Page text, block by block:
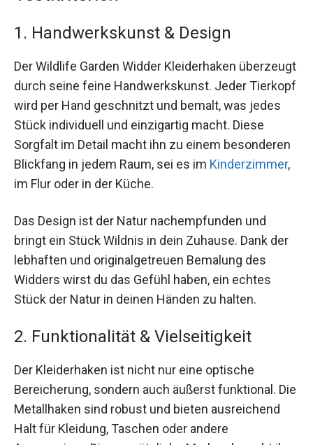
1. Handwerkskunst & Design
Der Wildlife Garden Widder Kleiderhaken überzeugt
durch seine feine Handwerkskunst. Jeder Tierkopf
wird per Hand geschnitzt und bemalt, was jedes
Stück individuell und einzigartig macht. Diese
Sorgfalt im Detail macht ihn zu einem besonderen
Blickfang in jedem Raum, sei es im Kinderzimmer,
im Flur oder in der Küche.
Das Design ist der Natur nachempfunden und
bringt ein Stück Wildnis in dein Zuhause. Dank der
lebhaften und originalgetreuen Bemalung des
Widders wirst du das Gefühl haben, ein echtes
Stück der Natur in deinen Händen zu halten.
2. Funktionalität & Vielseitigkeit
Der Kleiderhaken ist nicht nur eine optische
Bereicherung, sondern auch äußerst funktional. Die
Metallhaken sind robust und bieten ausreichend
Halt für Kleidung, Taschen oder andere